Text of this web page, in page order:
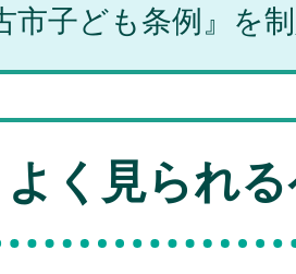
市子ども条例』を
よく見られ